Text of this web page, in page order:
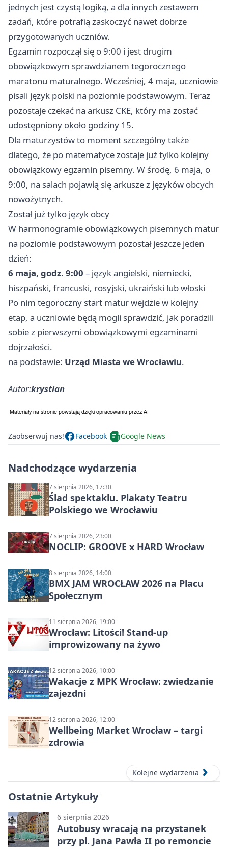
jednych jest czystą logiką, a dla innych zestawem
zadań, które potrafią zaskoczyć nawet dobrze
przygotowanych uczniów.
Egzamin rozpoczął się o 9:00 i jest drugim
obowiązkowym sprawdzianem tegorocznego
maratonu maturalnego. Wcześniej, 4 maja, uczniowie
pisali język polski na poziomie podstawowym. Teraz
pozostaje czekać na arkusz CKE, który ma zostać
udostępniony około godziny 15.
Dla maturzystów to moment szczególny także
dlatego, że po matematyce zostaje już tylko kolejny
obowiązkowy egzamin pisemny. W środę, 6 maja, o
9:00, na salach pojawią się arkusze z języków obcych
nowożytnych.
Został już tylko język obcy
W harmonogramie obowiązkowych pisemnych matur
na poziomie podstawowym pozostał jeszcze jeden
dzień:
6 maja, godz. 9:00 – język angielski, niemiecki,
hiszpański, francuski, rosyjski, ukraiński lub włoski
Po nim tegoroczny start matur wejdzie w kolejny
etap, a uczniowie będą mogli sprawdzić, jak poradzili
sobie z pierwszymi obowiązkowymi egzaminami
dojrzałości.
na podstawie: Urząd Miasta we Wrocławiu.
Autor:krystian
Zaobserwuj nas! Facebook Google News
Nadchodzące wydarzenia
7 sierpnia 2026, 17:30
Ślad spektaklu. Plakaty Teatru
Polskiego we Wrocławiu
7 sierpnia 2026, 23:00
NOCLIP: GROOVE x HARD Wrocław
8 sierpnia 2026, 14:00
BMX JAM WROCŁAW 2026 na Placu
Społecznym
11 sierpnia 2026, 19:00
Wrocław: Litości! Stand-up
improwizowany na żywo
12 sierpnia 2026, 10:00
Wakacje z MPK Wrocław: zwiedzanie
zajezdni
12 sierpnia 2026, 12:00
Wellbeing Market Wrocław – targi
zdrowia
Kolejne wydarzenia
Ostatnie Artykuły
6 sierpnia 2026
Autobusy wracają na przystanek
przy pl. Jana Pawła II po remoncie